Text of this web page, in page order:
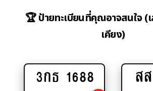
🏆 ป้ายทะเบียนที่คุณอาจสนใจ (
เคียง)
Add
3กธ 1688 ส